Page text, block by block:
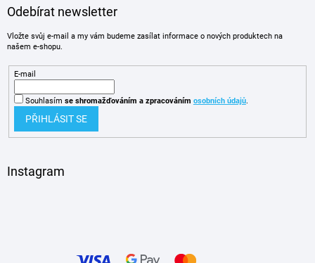
Odebírat newsletter
Vložte svůj e-mail a my vám budeme zasílat informace o nových produktech na
našem e-shopu.
E-mail
Souhlasím se shromažďováním a zpracováním osobních údajů.
PŘIHLÁSIT SE
Instagram